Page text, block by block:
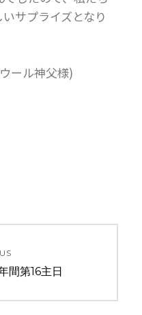
サプライズとなり
ール神父様)
間第16主日